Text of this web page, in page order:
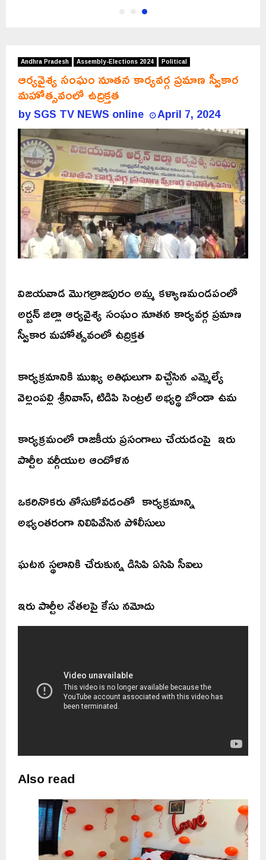
Andhra Pradesh Assembly-Elections 2024 Political
ఆర్యవైశ్య సంఘం నూతన కార్యవర్గ ప్రమాణ స్వీకార
మహోత్సవంలో ఉద్రిక్తత
bySGS TV NEWS online April 7, 2024
విజయవాడ మొగల్రాజపురం అమ్మ కళ్యాణమండపంలో
అర్బన్ జిల్లా ఆర్యవైశ్య సంఘం నూతన కార్యవర్గ ప్రమాణ
స్వీకార మహోత్సవంలో ఉద్రిక్తత
కార్యక్రమానికి ముఖ్య అతిథులుగా విచ్చేసిన ఎమ్మెల్యే
వెల్లంపల్లి శ్రీనివాస్, టిడిపి సెంట్రల్ అభ్యర్థి బోండా ఉమ
కార్యక్రమంలో రాజకీయ ప్రసంగాలు చేయడంపై ఇరు
పార్టీల వర్గీయుల ఆందోళన
ఒకరినొకరు తోసుకోవడంతో కార్యక్రమాన్ని
అభ్యంతరంగా నిలిపివేసిన పోలీసులు
ఘటన స్థలానికి చేరుకున్న డిసిపి ఏసిపి సీఐలు
ఇరు పార్టీల నేతలపై కేసు నమోదు
Also read